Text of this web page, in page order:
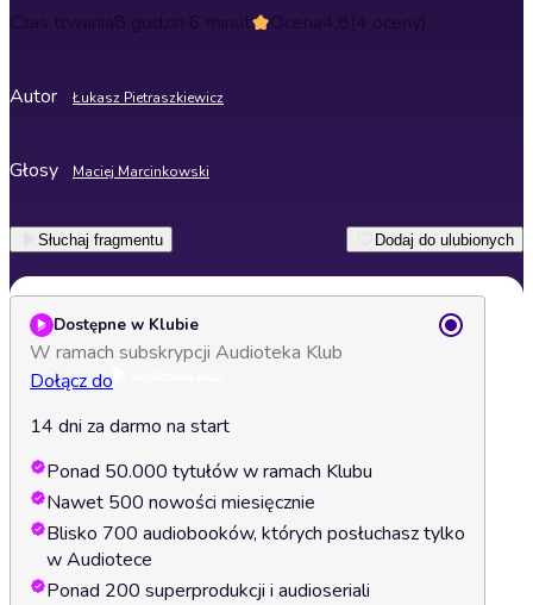
Czas trwania8 godzin 6 minut Ocena4.8(4 oceny)
Autor Łukasz Pietraszkiewicz
Głosy Maciej Marcinkowski
Słuchaj fragmentu Dodaj do ulubionych
Dostępne w Klubie
W ramach subskrypcji Audioteka Klub
Dołącz do
14 dni za darmo na start
Ponad 50.000 tytułów w ramach Klubu
Nawet 500 nowości miesięcznie
Blisko 700 audiobooków, których posłuchasz tylko
w Audiotece
Ponad 200 superprodukcji i audioseriali